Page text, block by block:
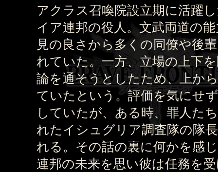
アクラス召喚院設立期に活躍
イア連邦の役人。文武両道の
見の良さから多くの同僚や後
れていた。一方、立場の上下
論を通そうとしたため、上か
ていたという。評価を気にせ
していたが、ある時、罪人た
れたイシュグリア調査隊の隊
れる。その話の裏に何かを感
連邦の未来を思い彼は任務を